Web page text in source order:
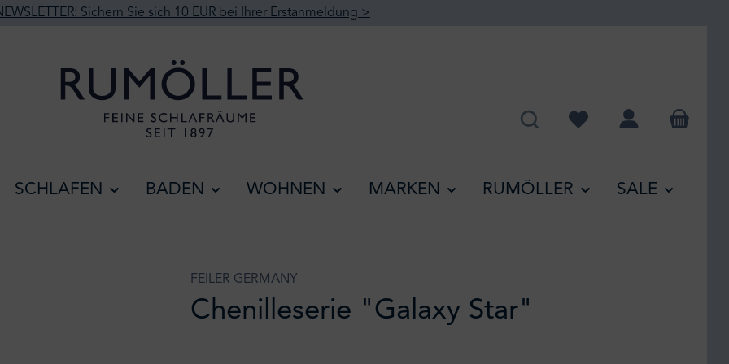
Sichern Sie sich 10 EUR bei Ihrer Erstanmeldung >
Du hast 0 Produkte auf
SCHLAFEN BADEN WOHNEN MARKEN RUMÖLLER SALE
FEILER GERMANY
Chenilleserie "Galaxy Star"